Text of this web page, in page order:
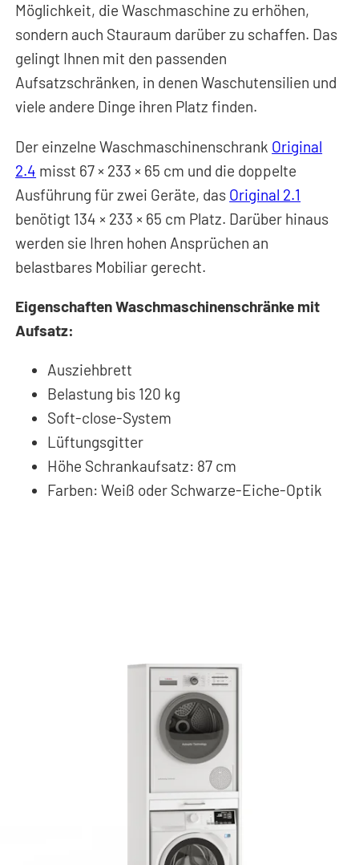
Möglichkeit, die Waschmaschine zu erhöhen,
sondern auch Stauraum darüber zu schaffen. Das
gelingt Ihnen mit den passenden
Aufsatzschränken, in denen Waschutensilien und
viele andere Dinge ihren Platz finden.
Der einzelne Waschmaschinenschrank Original
2.4 misst 67 × 233 × 65 cm und die doppelte
Ausführung für zwei Geräte, das Original 2.1
benötigt 134 × 233 × 65 cm Platz. Darüber hinaus
werden sie Ihren hohen Ansprüchen an
belastbares Mobiliar gerecht.
Eigenschaften Waschmaschinenschränke mit
Aufsatz:
Ausziehbrett
Belastung bis 120 kg
Soft-close-System
Lüftungsgitter
Höhe Schrankaufsatz: 87 cm
Farben: Weiß oder Schwarze-Eiche-Optik